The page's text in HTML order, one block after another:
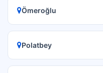
Ömeroğlu
Polatbey